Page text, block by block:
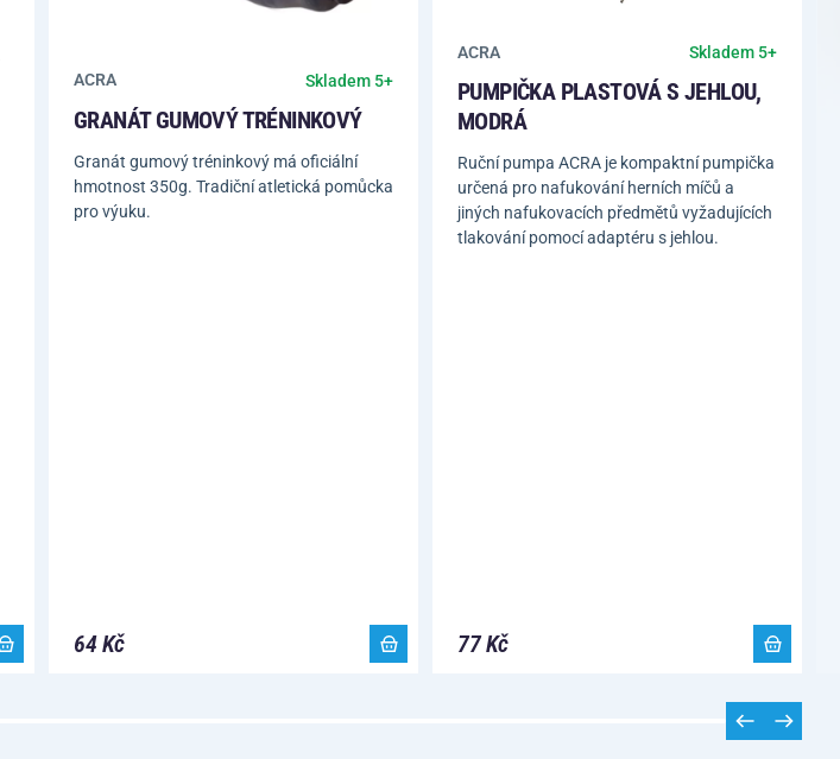
ACRA Skladem 5+
GRANÁT GUMOVÝ TRÉNINKOVÝ
Granát gumový tréninkový má oficiální
hmotnost 350g. Tradiční atletická pomůcka
pro výuku.
64 Kč
ACRA Skladem 5+
PUMPIČKA PLASTOVÁ S JEHLOU,
MODRÁ
Ruční pumpa ACRA je kompaktní pumpička
určená pro nafukování herních míčů a
jiných nafukovacích předmětů vyžadujících
tlakování pomocí adaptéru s jehlou.
77 Kč